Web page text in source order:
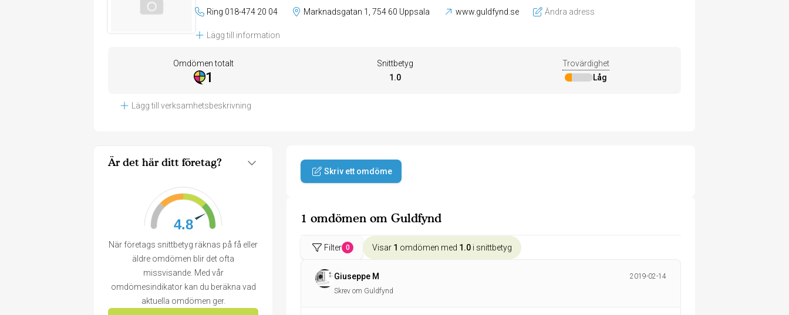
Ring 018-474 20 04 Marknadsgatan 1, 754 60 Uppsala www.guldfynd.se Ändra adress
Lägg till information
Omdömen totalt
1
Snittbetyg
1.0
Trovärdighet
Låg
Lägg till verksamhetsbeskrivning
Är det här ditt företag?
4.8
När företags snittbetyg räknas på få eller
äldre omdömen blir det ofta
missvisande. Med vår
omdömesindikator kan du beräkna vad
aktuella omdömen ger.
Skriv ett omdöme
1 omdömen om Guldfynd
Filter 0 Visar 1 omdömen med 1.0 i snittbetyg
Giuseppe M
2019-02-14
Skrev om Guldfynd